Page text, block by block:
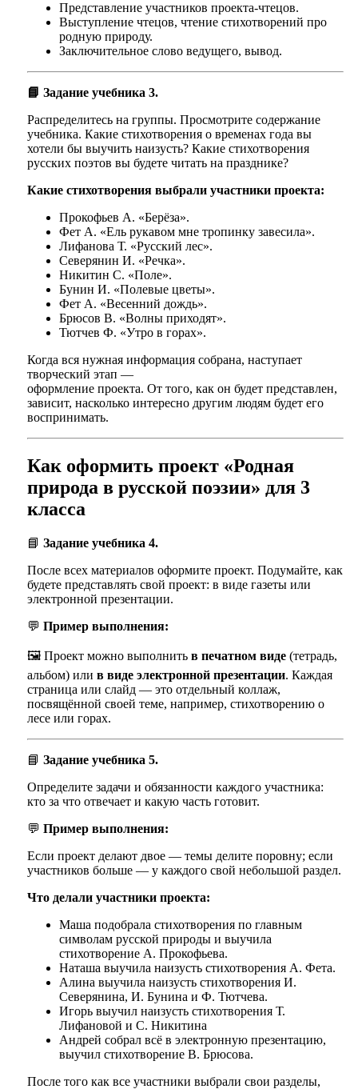
Представление участников проекта-чтецов.
Выступление чтецов, чтение стихотворений про
родную природу.
Заключительное слово ведущего, вывод.
📘 Задание учебника 3.
Распределитесь на группы. Просмотрите содержание
учебника. Какие стихотворения о временах года вы
хотели бы выучить наизусть? Какие стихотворения
русских поэтов вы будете читать на празднике?
Какие стихотворения выбрали участники проекта:
Прокофьев А. «Берёза».
Фет А. «Ель рукавом мне тропинку завесила».
Лифанова Т. «Русский лес».
Северянин И. «Речка».
Никитин С. «Поле».
Бунин И. «Полевые цветы».
Фет А. «Весенний дождь».
Брюсов В. «Волны приходят».
Тютчев Ф. «Утро в горах».
Когда вся нужная информация собрана, наступает
творческий этап —
оформление проекта. От того, как он будет представлен,
зависит, насколько интересно другим людям будет его
воспринимать.
Как оформить проект «Родная
природа в русской поэзии» для 3
класса
📘 Задание учебника 4.
После всех материалов оформите проект. Подумайте, как
будете представлять свой проект: в виде газеты или
электронной презентации.
💬 Пример выполнения:
🖼️ Проект можно выполнить в печатном виде(тетрадь,
альбом) или в виде электронной презентации. Каждая
страница или слайд — это отдельный коллаж,
посвящённой своей теме, например, стихотворению о
лесе или горах.
📘 Задание учебника 5.
Определите задачи и обязанности каждого участника:
кто за что отвечает и какую часть готовит.
💬 Пример выполнения:
Если проект делают двое — темы делите поровну; если
участников больше — у каждого свой небольшой раздел.
Что делали участники проекта:
Маша подобрала стихотворения по главным
символам русской природы и выучила
стихотворение А. Прокофьева.
Наташа выучила наизусть стихотворения А. Фета.
Алина выучила наизусть стихотворения И.
Северянина, И. Бунина и Ф. Тютчева.
Игорь выучил наизусть стихотворения Т.
Лифановой и С. Никитина
Андрей собрал всё в электронную презентацию,
выучил стихотворение В. Брюсова.
После того как все участники выбрали свои разделы,